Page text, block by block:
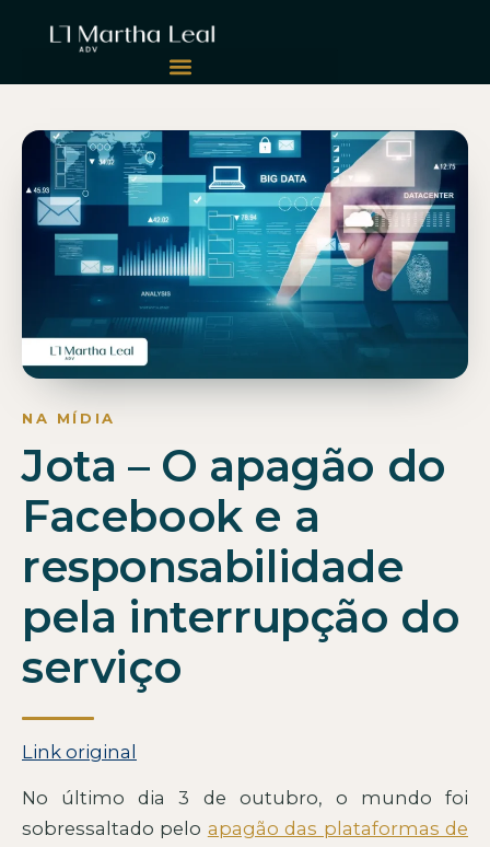
Jota – O apagão do
Facebook e a
responsabilidade
pela interrupção do
serviço
Link original
No último dia 3 de outubro, o mundo foi
sobressaltado pelo apagão das plataformas de